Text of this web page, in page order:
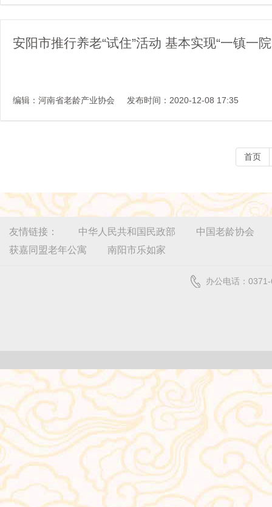
安阳市推行养老“试住”活动 基本实现“一镇一
编辑：河南省老龄产业协会 发布时间：2020-12-08 17:35
首页
友情链接： 中华人民共和国民政部
中国老龄协会
获嘉同盟老年公寓
南阳市乐如家
办公电话：